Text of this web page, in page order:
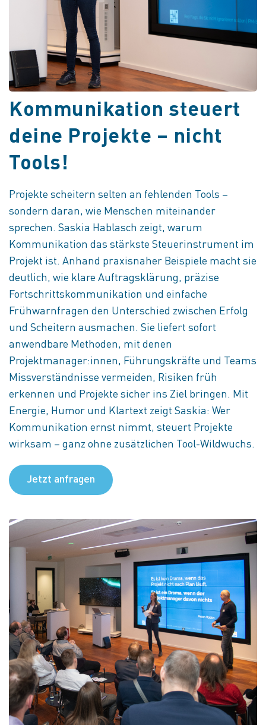
Kommunikation steuert
deine Projekte – nicht
Tools!
Projekte scheitern selten an fehlenden Tools –
sondern daran, wie Menschen miteinander
sprechen. Saskia Hablasch zeigt, warum
Kommunikation das stärkste Steuerinstrument im
Projekt ist. Anhand praxisnaher Beispiele macht sie
deutlich, wie klare Auftragsklärung, präzise
Fortschrittskommunikation und einfache
Frühwarnfragen den Unterschied zwischen Erfolg
und Scheitern ausmachen. Sie liefert sofort
anwendbare Methoden, mit denen
Projektmanager:innen, Führungskräfte und Teams
Missverständnisse vermeiden, Risiken früh
erkennen und Projekte sicher ins Ziel bringen. Mit
Energie, Humor und Klartext zeigt Saskia: Wer
Kommunikation ernst nimmt, steuert Projekte
wirksam – ganz ohne zusätzlichen Tool-Wildwuchs.
Jetzt anfragen